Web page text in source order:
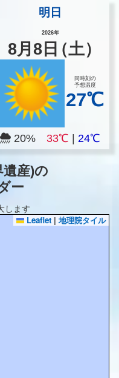
明日
2026年
8月8 日（土）
同時刻の
予想温度
27℃
20%33℃ |24℃
産)の
ー
します
Leaflet | 地理院タイル